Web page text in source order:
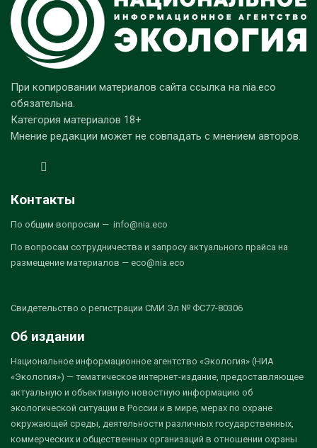
При копировании материалов сайта ссылка на nia.eco
обязательна.
Категория материалов 18+
Мнение редакции может не совпадать с мнением авторов.
Контакты
По общим вопросам — info@nia.eco
По вопросам сотрудничества и запросу актуального прайса на
размещение материалов — eco@nia.eco
Свидетельство о регистрации СМИ Эл № ФС77-80306
Об издании
Национальное информационное агентство «Экология» (НИА
«Экология») — тематическое интернет-издание, предоставляющее
актуальную и объективную новостную информацию об
экологической ситуации в России и в мире, мерах по охране
окружающей среды, деятельности различных государственных,
коммерческих и общественных организаций в отношении охраны